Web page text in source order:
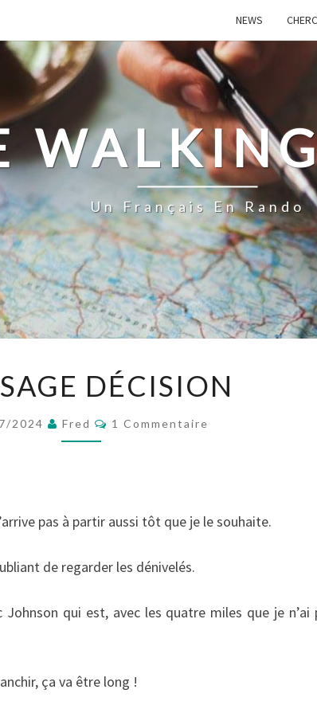
NEWS
Un Français En Rando
SAGE
DÉCISION
2024 Fred Commentaires
1 Commentaire
pas à partir aussi tôt que je le souhaite.
de regarder les dénivelés.
Johnson qui est, avec les quatre miles que je
ça va être long !